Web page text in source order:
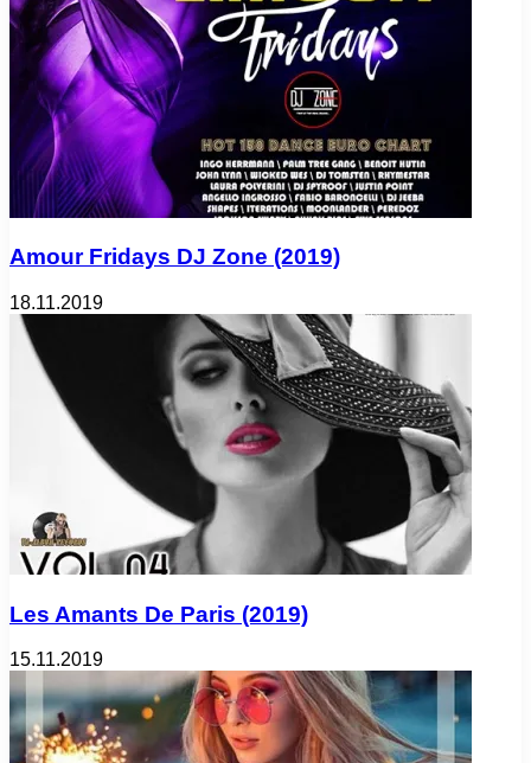
Amour Fridays DJ Zone (2019)
18.11.2019
Les Amants De Paris (2019)
15.11.2019